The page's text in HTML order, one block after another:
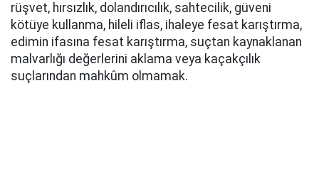
rüşvet, hırsızlık, dolandırıcılık, sahtecilik, güveni
kötüye kullanma, hileli iflas, ihaleye fesat karıştırma,
edimin ifasına fesat karıştırma, suçtan kaynaklanan
malvarlığı değerlerini aklama veya kaçakçılık
suçlarından mahkûm olmamak.